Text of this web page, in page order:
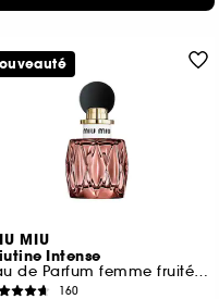
MIU
Intense
Eau de Parfum femme fruitée florale longue tenue
160